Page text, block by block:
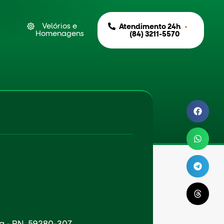
Velórios e
Homenagens
Atendimento 24h •
(84) 3211-5570